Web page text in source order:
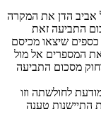
אביב הדן את המקרה
התביעה זאת
שיצאו מכיסם
המספרים אל מול
מסכום התביעה
לחולשתה וזו
התיישנות טענה